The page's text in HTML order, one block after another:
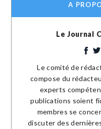
A
Le Journal
Le comité de
compose du
experts
publications soient
membres se
discuter des